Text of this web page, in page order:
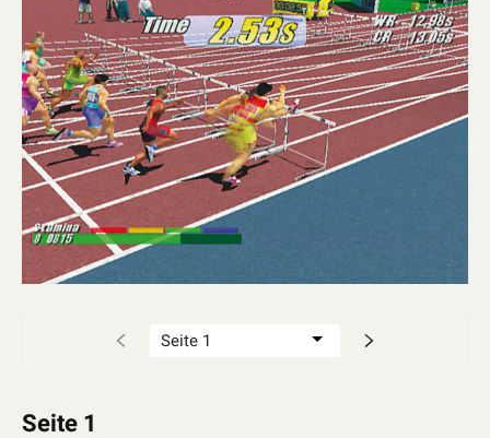
Seite 1